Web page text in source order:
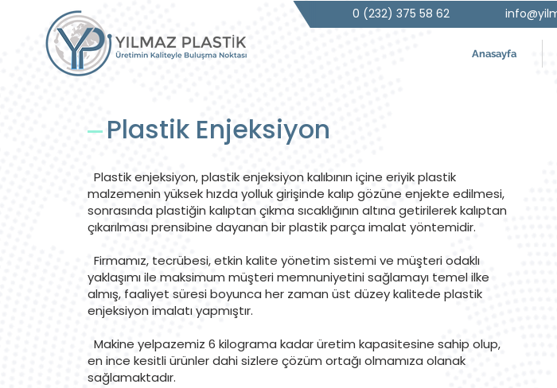
0 (232) 375 58 62
Anasayfa
Plastik Enjeksiyon
Plastik enjeksiyon, plastik enjeksiyon kalıbının içine eriyik plastik
malzemenin yüksek hızda yolluk girişinde kalıp gözüne enjekte edilmesi,
sonrasında plastiğin kalıptan çıkma sıcaklığının altına getirilerek kalıptan
çıkarılması prensibine dayanan bir plastik parça imalat yöntemidir.
Firmamız, tecrübesi, etkin kalite yönetim sistemi ve müşteri odaklı
yaklaşımı ile maksimum müşteri memnuniyetini sağlamayı temel ilke
almış, faaliyet süresi boyunca her zaman üst düzey kalitede plastik
enjeksiyon imalatı yapmıştır.
Makine yelpazemiz 6 kilograma kadar üretim kapasitesine sahip olup,
en ince kesitli ürünler dahi sizlere çözüm ortağı olmamıza olanak
sağlamaktadır.